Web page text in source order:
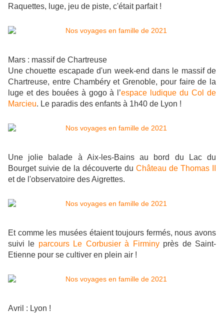
Raquettes, luge, jeu de piste, c'était parfait !
Mars : massif de Chartreuse
Une chouette escapade d'un week-end dans le massif de
Chartreuse, entre Chambéry et Grenoble, pour faire de la
luge et des bouées à gogoà l’espace ludique du Col de
Marcieu. Le paradis des enfants à 1h40 de Lyon !
Une jolie balade à Aix-les-Bains au bord du Lac du
Bourget suivie de la découverte du Château de Thomas II
et de l'observatoire des Aigrettes.
Et comme les musées étaient toujours fermés, nous avons
suivi le parcours Le Corbusier à Firminyprès de Saint-
Etienne pour se cultiver en plein air !
Avril : Lyon !